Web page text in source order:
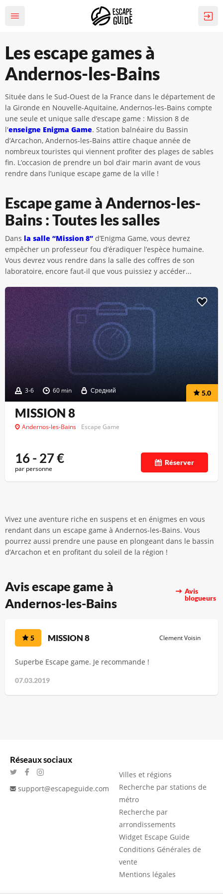
Les escape games à
Andernos-les-Bains
Située dans le Sud-Ouest de la France dans le département de
la Gironde en Nouvelle-Aquitaine, Andernos-les-Bains compte
une seule et unique salle d’escape game : Mission 8 de
l'enseigne Enigma Game. Station balnéaire du Bassin
d’Arcachon, Andernos-les-Bains attire chaque année de
nombreux touristes qui viennent profiter des plages de sables
fin. L’occasion de prendre un bol d’air marin avant de vous
rendre dans l’unique escape game de la ville !
Escape game à Andernos-les-
Bains : Toutes les salles
Dans la salle “Mission 8” d’Enigma Game, vous devrez
empêcher un professeur fou d’éradiquer l’espèce humaine.
Vous devrez vous rendre dans la salle des coffres de son
laboratoire, encore faut-il que vous puissiez y accéder...
3-6 60 min Средний 5.0
MISSION 8
Andernos-les-Bains Escape Game
16 - 27€
par personne
Réserver
Vivez une aventure riche en suspens et en énigmes en vous
rendant dans un escape game à Andernos-les-Bains. Vous
pourrez aussi prendre une pause en plongeant dans le bassin
d’Arcachon et en profitant du soleil de la région !
Avis escape game à
Andernos-les-Bains
Avis
blogueurs
5 MISSION 8 Clement Voisin
Superbe Escape game. Je recommande !
07.03.2019
Réseaux sociaux
support@escapeguide.com
Villes et régions
Recherche par stations de
métro
Recherche par
arrondissements
Widget Escape Guide
Conditions Générales de
vente
Mentions légales